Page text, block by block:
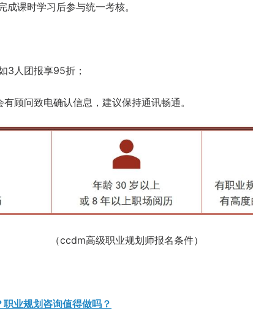
课时学习后参与统一考核。
3人团报享95折；
有顾问致电确认信息，建议保持通讯畅通。
（ccdm高级职业规划师报名条件）
业规划咨询值得做吗？